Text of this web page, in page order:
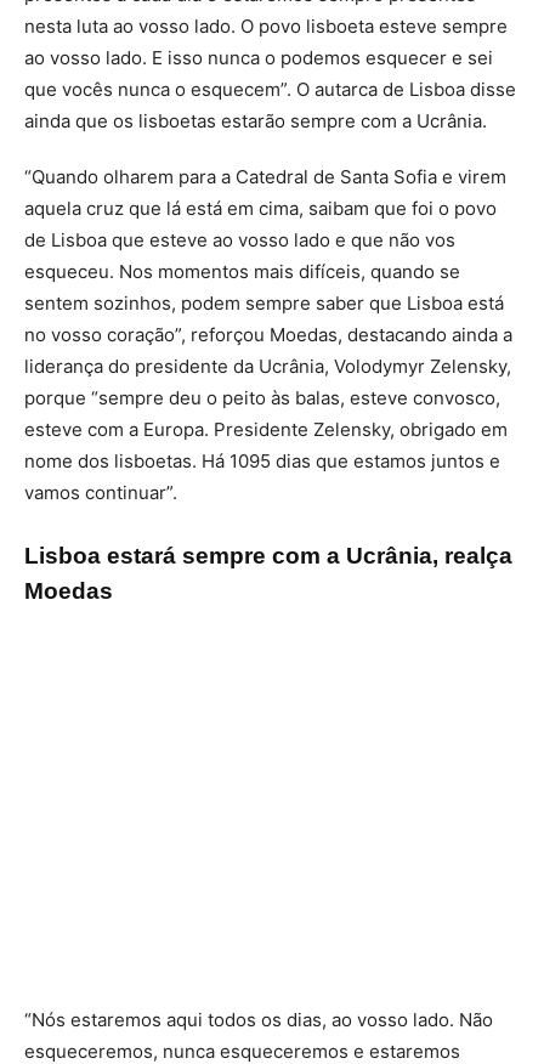
nesta luta ao vosso lado. O povo lisboeta esteve sempre
ao vosso lado. E isso nunca o podemos esquecer e sei
que vocês nunca o esquecem”. O autarca de Lisboa disse
ainda que os lisboetas estarão sempre com a Ucrânia.
“Quando olharem para a Catedral de Santa Sofia e virem
aquela cruz que lá está em cima, saibam que foi o povo
de Lisboa que esteve ao vosso lado e que não vos
esqueceu. Nos momentos mais difíceis, quando se
sentem sozinhos, podem sempre saber que Lisboa está
no vosso coração”, reforçou Moedas, destacando ainda a
liderança do presidente da Ucrânia, Volodymyr Zelensky,
porque “sempre deu o peito às balas, esteve convosco,
esteve com a Europa. Presidente Zelensky, obrigado em
nome dos lisboetas. Há 1095 dias que estamos juntos e
vamos continuar”.
Lisboa estará sempre com a Ucrânia, realça
Moedas
“Nós estaremos aqui todos os dias, ao vosso lado. Não
esqueceremos, nunca esqueceremos e estaremos